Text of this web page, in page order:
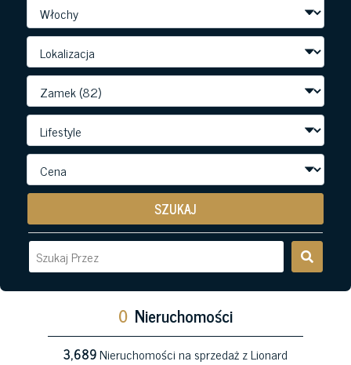
SZUKAJ
0 Nieruchomości
3,689Nieruchomości na sprzedaż z Lionard